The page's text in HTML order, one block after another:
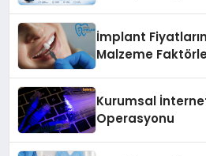
İmplant
Malzeme
Kurumsal
Operasyonu